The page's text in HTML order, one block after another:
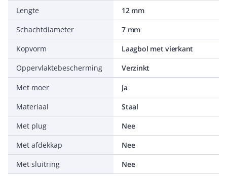
Lengte
12 mm
Schachtdiameter
7 mm
Kopvorm
Laagbol met vierkant
Oppervlaktebescherming
Verzinkt
Met moer
Ja
Materiaal
Staal
Met plug
Nee
Met afdekkap
Nee
Met sluitring
Nee